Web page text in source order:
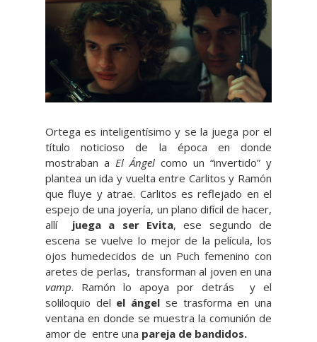
Ortega es inteligentísimo y se la juega por el
título noticioso de la época en donde
mostraban a El Ángel como un “invertido” y
plantea un ida y vuelta entre Carlitos y Ramón
que fluye y atrae. Carlitos es reflejado en el
espejo de una joyería, un plano difícil de hacer,
allí
juega a ser Evita, ese segundo de
escena se vuelve lo mejor de la película, los
ojos humedecidos de un Puch femenino con
aretes de perlas, transforman al joven en una
vamp. Ramón lo apoya por detrás y el
soliloquio del el ángel se trasforma en una
ventana en donde se muestra la comunión de
amor de entre una pareja de bandidos.